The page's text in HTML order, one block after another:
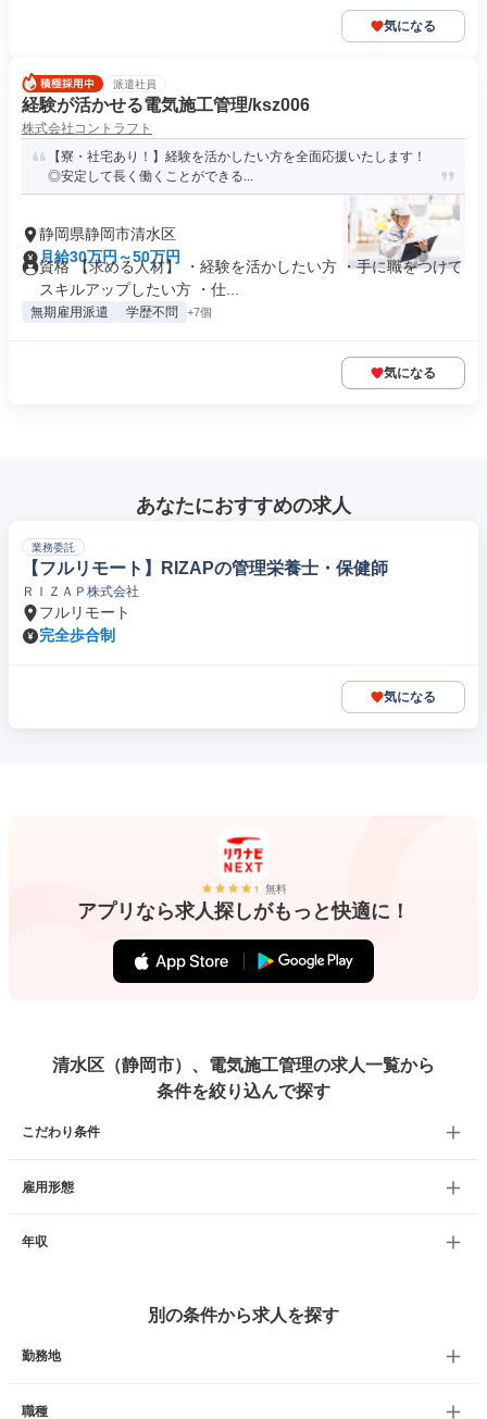
気になる
派遣社員
経験が活かせる電気施工管理/ksz006
株式会社コントラフト
【寮・社宅あり！】経験を活かしたい方を全面応援いたします！
◎安定して長く働くことができる...
静岡県静岡市清水区
月給30万円～50万円
資格 【求める人材】 ・経験を活かしたい方 ・手に職をつけて
スキルアップしたい方 ・仕...
無期雇用派遣 学歴不問 +7個
気になる
あなたにおすすめの求人
業務委託
【フルリモート】RIZAPの管理栄養士・保健師
ＲＩＺＡＰ株式会社
フルリモート
完全歩合制
気になる
無料
アプリなら求人探しがもっと快適に！
清水区（静岡市）、電気施工管理の求人一覧から
条件を絞り込んで探す
こだわり条件
雇用形態
年収
別の条件から求人を探す
勤務地
職種